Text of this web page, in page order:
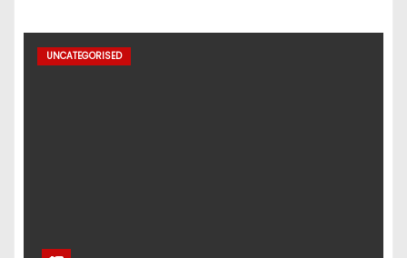
UNCATEGORISED